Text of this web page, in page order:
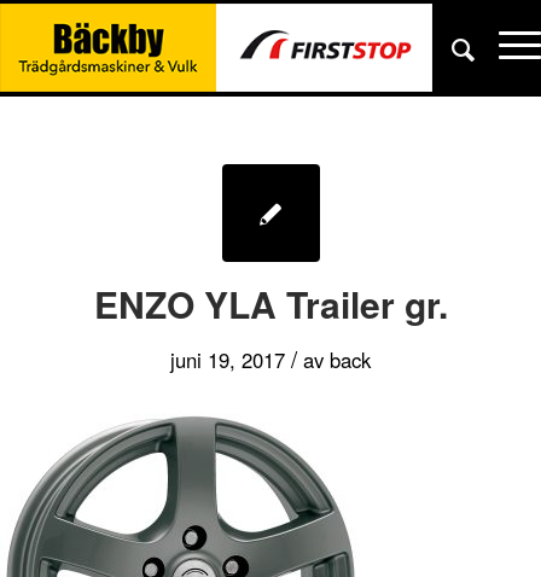
ENZO YLA Trailer gr.
juni 19, 2017 / av back